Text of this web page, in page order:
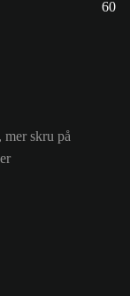
60
mer skru på